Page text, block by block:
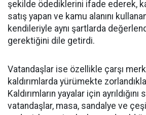
şekilde ödediklerini ifade ederek,
satış yapan ve kamu alanını
kendileriyle aynı şartlarda
gerektiğini dile getirdi.
Vatandaşlar ise özellikle çarşı
kaldırımlarda yürümekte
Kaldırımların yayalar için ayrıldığını
vatandaşlar, masa, sandalye ve